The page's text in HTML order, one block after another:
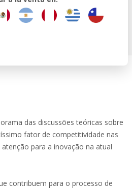
das discussões teóricas sobre
fator de competitividade nas
para a inovação na atual
contribuem para o processo de